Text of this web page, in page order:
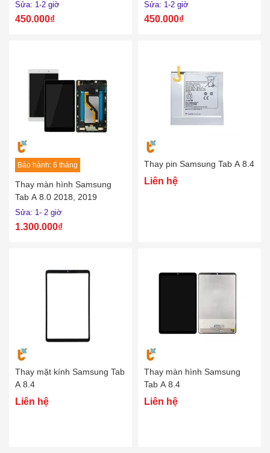
Sửa: 1-2 giờ
450.000₫
Sửa: 1-2 giờ
450.000₫
Bảo hành: 6 tháng
Thay màn hình Samsung
Tab A 8.0 2018, 2019
Sửa: 1- 2 giờ
1.300.000₫
Thay pin Samsung Tab A 8.4
Liên hệ
Thay mặt kính Samsung Tab
A 8.4
Liên hệ
Thay màn hình Samsung
Tab A 8.4
Liên hệ